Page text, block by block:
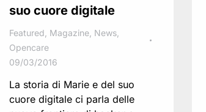
suo cuore digitale
Featured Magazine News
Opencare
09/03/2016
La storia di Marie e del suo
cuore digitale ci parla delle